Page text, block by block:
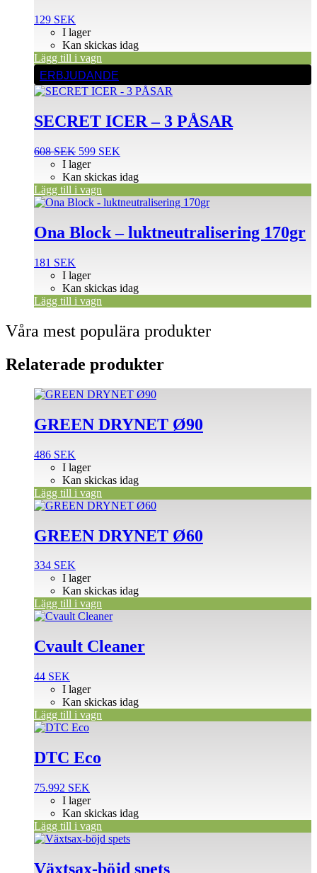
129 SEK
I lager
Kan skickas idag
Lägg till i vagn
ERBJUDANDE
SECRET ICER – 3 PÅSAR
608SEK Det
ursprungliga
priset
var:
608 SEK.
599 SEK
priset
599 SEK.
I lager
Kan skickas idag
Lägg till i vagn
Ona Block – luktneutralisering 170gr
181 SEK
I lager
Kan skickas idag
Lägg till i vagn
Våra mest populära produkter
Relaterade produkter
GREEN DRYNET Ø90
486 SEK
I lager
Kan skickas idag
Lägg till i vagn
GREEN DRYNET Ø60
334 SEK
I lager
Kan skickas idag
Lägg till i vagn
Cvault Cleaner
44 SEK
I lager
Kan skickas idag
Lägg till i vagn
DTC Eco
75.992 SEK
I lager
Kan skickas idag
Lägg till i vagn
Växtsax-böjd spets